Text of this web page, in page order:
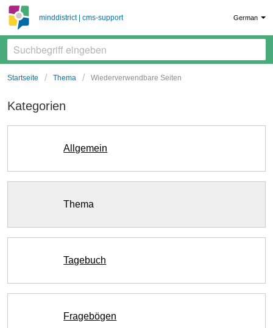
minddistrict | cms-support German
Startseite Thema Wiederverwendbare Seiten
Kategorien
Allgemein
Thema
Tagebuch
Fragebögen